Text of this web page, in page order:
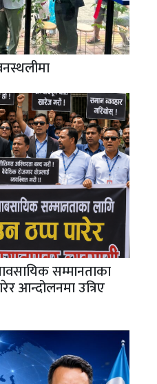
सम्मानताका
आन्दोलनमा उत्रिए